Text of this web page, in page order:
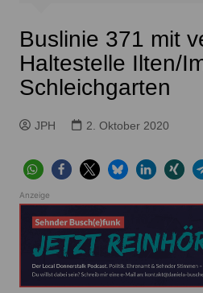
Buslinie 371 mit
Haltestelle Ilten/
Schleichgarten
JPH 2. Oktober 2020
Anzeige